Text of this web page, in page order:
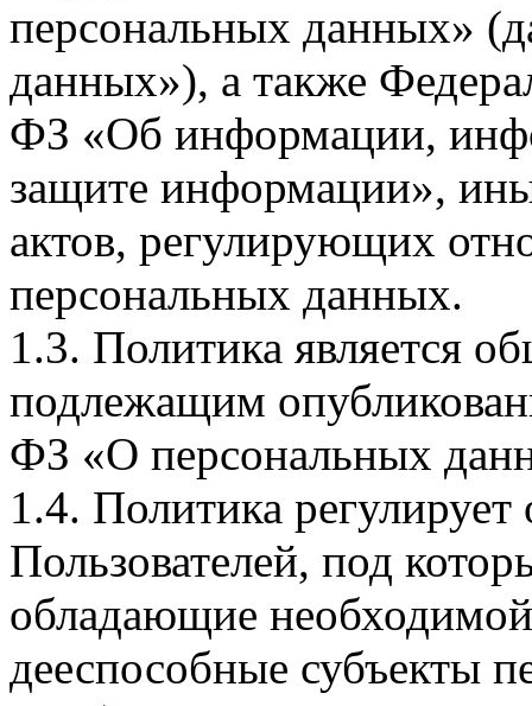
персональных данных»
данных»), а также
ФЗ «Об информации,
защите информации»,
актов, регулирующих
персональных данных.
1.3. Политика является
подлежащим
ФЗ «О персональных
1.4. Политика
Пользователей, под
обладающие
дееспособные субъекты